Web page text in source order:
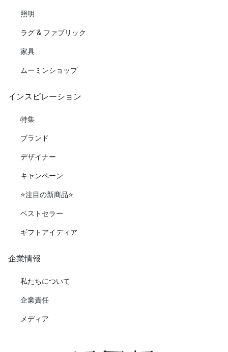
照明
ラグ & ファブリック
家具
ムーミンショップ
インスピレーション
特集
ブランド
デザイナー
キャンペーン
⭐️注目の新商品⭐️
ベストセラー
ギフトアイディア
企業情報
私たちについて
企業責任
メディア